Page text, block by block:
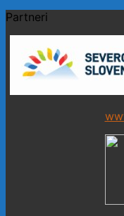
Partneri